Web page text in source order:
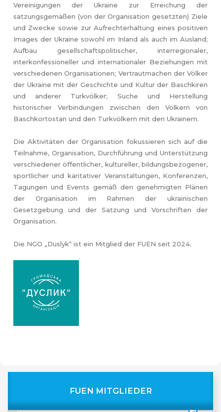
Vereinigungen der Ukraine zur Erreichung der
satzungsgemäßen (von der Organisation gesetzten) Ziele
und Zwecke sowie zur Aufrechterhaltung eines positiven
Images der Ukraine sowohl im Inland als auch im Ausland;
Aufbau gesellschaftspolitischer, interregionaler,
interkonfessioneller und internationaler Beziehungen mit
verschiedenen Organisationen; Vertrautmachen der Völker
der Ukraine mit der Geschichte und Kultur der Baschkiren
und anderer Turkvölker; Suche und Herstellung
historischer Verbindungen zwischen den Völkern von
Baschkortostan und den Turkvölkern mit den Ukrainern.
Die Aktivitäten der Organisation fokussieren sich auf die
Teilnahme, Organisation, Durchführung und Unterstützung
verschiedener öffentlicher, kultureller, bildungsbezogener,
sportlicher und karitativer Veranstaltungen, Konferenzen,
Tagungen und Events gemäß den genehmigten Plänen
der Organisation im Rahmen der ukrainischen
Gesetzgebung und der Satzung und Vorschriften der
Organisation.
Die NGO „Duslyk“ ist ein Mitglied der FUEN seit 2024.
FUEN MITGLIEDER